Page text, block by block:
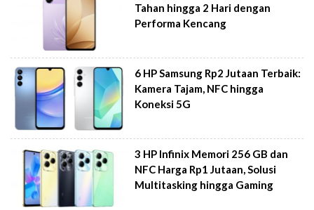
Tahan hingga 2 Hari dengan
Performa Kencang
6 HP Samsung Rp2 Jutaan Terbaik:
Kamera Tajam, NFC hingga
Koneksi 5G
3 HP Infinix Memori 256 GB dan
NFC Harga Rp1 Jutaan, Solusi
Multitasking hingga Gaming